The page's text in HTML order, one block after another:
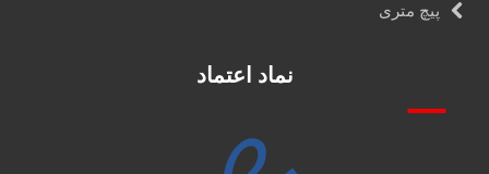
پیچ متری
نماد اعتماد